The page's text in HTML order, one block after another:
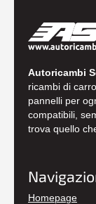
Autoricambi
ricambi di
pannelli per
compatibili,
trova quello
Homepage